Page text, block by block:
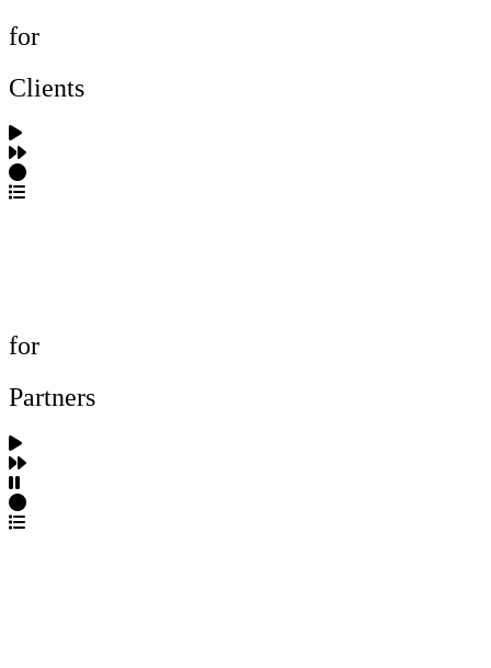
for
Clients
for
Partners